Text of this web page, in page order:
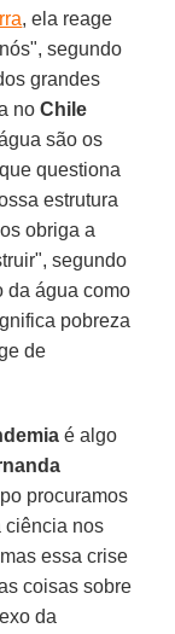
, ela reage
segundo
grandes
noChile
são os
questiona
estrutura
obriga a
segundo
da água como
pobreza
de
é algo
procuramos
ciência nos
essa crise
coisas sobre
da